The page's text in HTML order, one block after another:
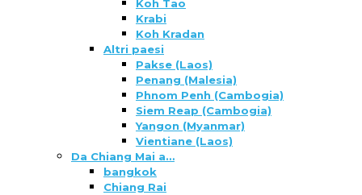
Koh Tao
Krabi
Koh Kradan
Altri paesi
Pakse (Laos)
Penang (Malesia)
Phnom Penh (Cambogia)
Siem Reap (Cambogia)
Yangon (Myanmar)
Vientiane (Laos)
Da Chiang Mai a…
bangkok
Chiang Rai